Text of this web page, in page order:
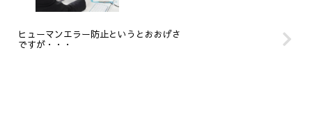
ヒューマンエラー防止というとおおげさ
ですが・・・